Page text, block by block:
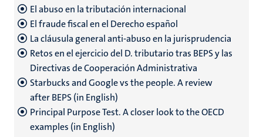
El abuso en la tributación internacional
El fraude fiscal en el Derecho español
La cláusula general anti-abuso en la jurisprudencia
Retos en el ejercicio del D. tributario tras BEPS y las
Directivas de Cooperación Administrativa
Starbucks and Google vs the people. A review
after BEPS (in English)
Principal Purpose Test. A closer look to the OECD
examples (in English)